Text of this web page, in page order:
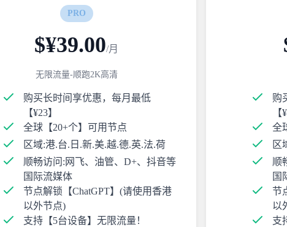
PRO
$¥39.00/月
无限流量-顺跑2K高清
购买长时间享优惠，每月最低
【¥23】
全球【20+个】可用节点
区域:港.台.日.新.美.越.德.英.法.荷
顺畅访问:网飞、油管、D+、抖音等
国际流媒体
节点解锁【ChatGPT】(请使用香港
以外节点)
支持【5台设备】无限流量！
购
【
全
区
顺
国
节
以
支